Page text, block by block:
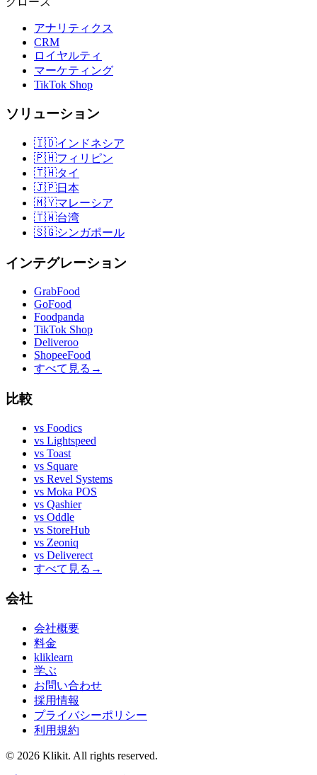
アナリティクス
CRM
ロイヤルティ
マーケティング
TikTok Shop
ソリューション
🇮🇩インドネシア
🇵🇭フィリピン
🇹🇭タイ
🇯🇵日本
🇲🇾マレーシア
🇹🇼台湾
🇸🇬シンガポール
インテグレーション
GrabFood
GoFood
Foodpanda
TikTok Shop
Deliveroo
ShopeeFood
すべて見る →
比較
vs Foodics
vs Lightspeed
vs Toast
vs Square
vs Revel Systems
vs Moka POS
vs Qashier
vs Oddle
vs StoreHub
vs Zeoniq
vs Deliverect
すべて見る →
会社
会社概要
料金
kliklearn
学ぶ
お問い合わせ
採用情報
プライバシーポリシー
利用規約
© 2026 Klikit. All rights reserved.